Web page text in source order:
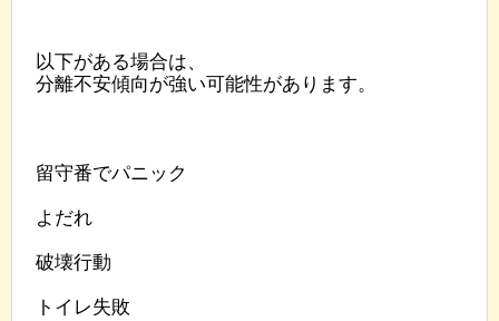
以下がある場合は、
分離不安傾向が強い可能性があります。
留守番でパニック
よだれ
破壊行動
トイレ失敗